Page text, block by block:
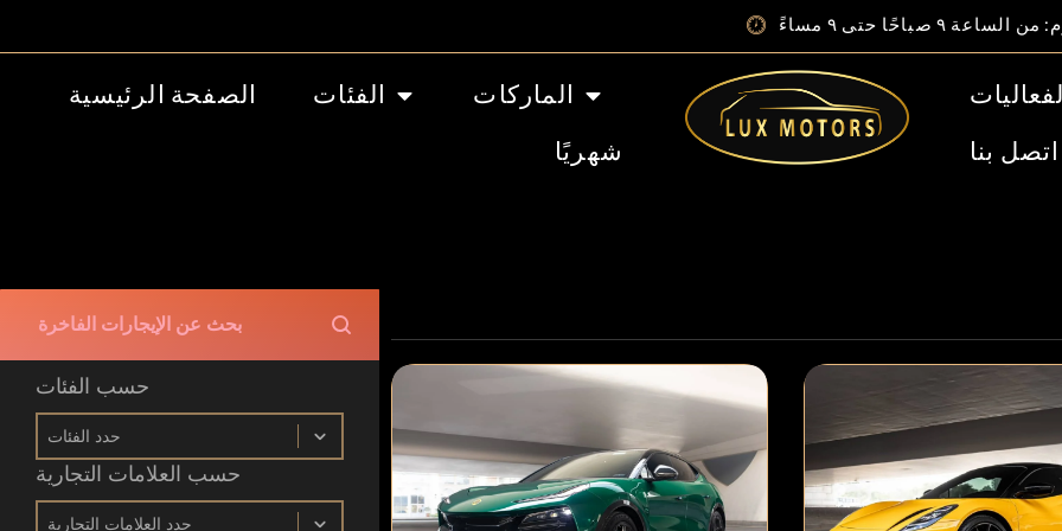
٩ صباحًا حتى ٩ مساءً
الصفحة الرئيسية الفئات
الماركات
شهريًا
اتصل بنا
Search content
حسب الفئات
حسب الفئات
حسب الفئات
حسب العلامات التجارية
حسب العلامات التجارية
حسب العلامات التجارية